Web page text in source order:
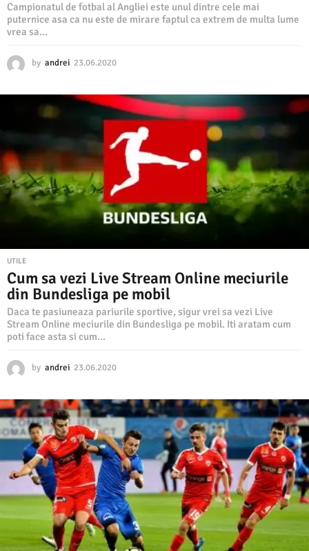
Campionatul de fotbal al Angliei este unul dintre cele mai
puternice asa ca nu este de mirare faptul ca extrem de multa lume
vrea sa...
by andrei 23.06.2020
0
6
2
0
UTILE
Cum sa vezi Live Stream Online meciurile
din Bundesliga pe mobil
Daca te pasiuneaza pariurile sportive, sigur vrei sa vezi Live
Stream Online meciurile din Bundesliga pe mobil. Iti aratam cum
poti face asta si cum...
by andrei 23.06.2020
0
6
2
0
2
0